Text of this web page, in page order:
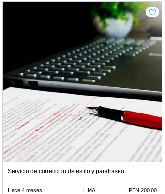
Servicio de correccion de estilo y parafraseo
Hace 4 meses LIMA PEN 200.00